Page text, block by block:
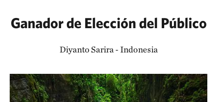
Ganador de Elección del Público
Diyanto Sarira - Indonesia